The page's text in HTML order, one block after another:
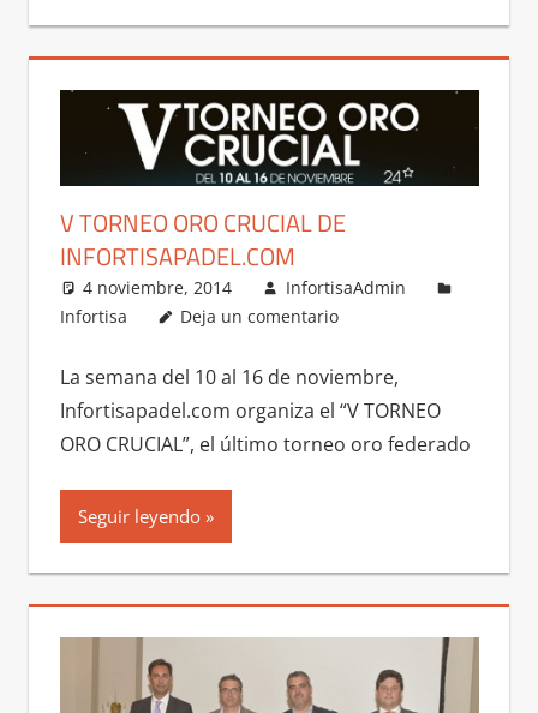
V TORNEO ORO CRUCIAL DE
INFORTISAPADEL.COM
4 noviembre, 2014
InfortisaAdmin
Infortisa
Deja un comentario
La semana del 10 al 16 de noviembre,
Infortisapadel.com organiza el “V TORNEO
ORO CRUCIAL”, el último torneo oro federado
Seguir leyendo